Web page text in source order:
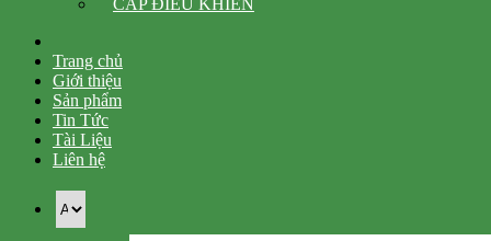
CÁP ĐIỀU KHIỂN
Trang chủ
Giới thiệu
Sản phẩm
Tin Tức
Tài Liệu
Liên hệ